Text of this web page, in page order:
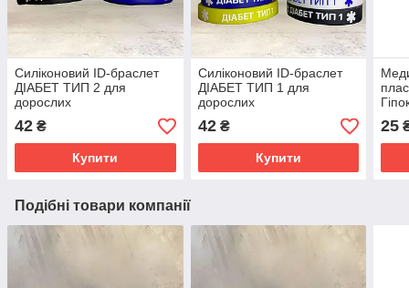
Силіконовий ID-браслет
ДІАБЕТ ТИП 2 для
дорослих
42 ₴
Купити
Силіконовий ID-браслет
ДІАБЕТ ТИП 1 для
дорослих
42₴
Купити
25
Подібні товари компанії